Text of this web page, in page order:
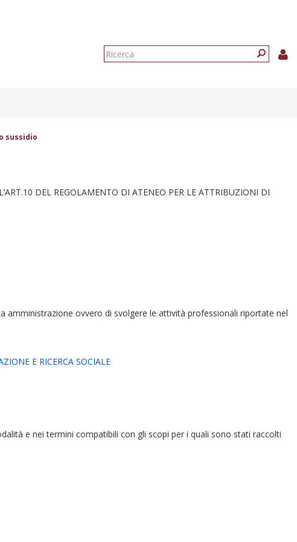
Form
sussidio
DEL REGOLAMENTO DI ATENEO PER LE ATTRIBUZIONI DI
amministrazione ovvero di svolgere le attività professionali riportate nel
E RICERCA SOCIALE
e nei termini compatibili con gli scopi per i quali sono stati raccolti